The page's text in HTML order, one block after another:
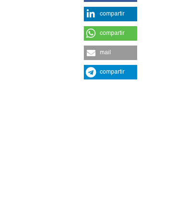
compartir
compartir
mail
compartir